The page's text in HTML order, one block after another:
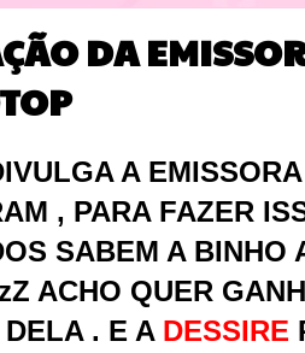
DA
A
, PARA FAZER
SABEM A BINHO
ACHO QUER
. E A DESSIRE